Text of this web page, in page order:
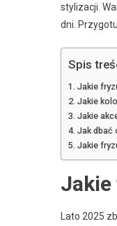
stylizacji.
dni.
Spis
Jakie
Jakie
Jakie
Jak dbać
Jakie
Jakie
Lato 2025